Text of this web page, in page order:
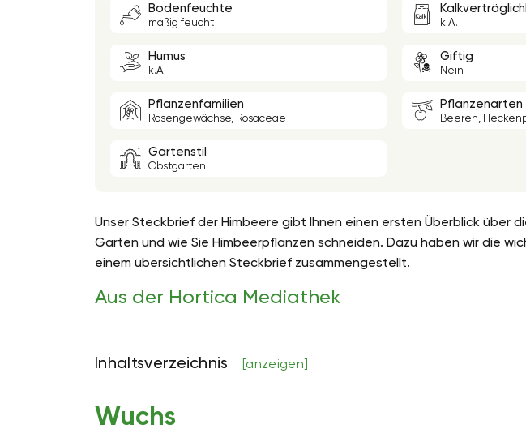
Bodenfeuchte
mäßig feucht k.A.
Humus
k.A.
Giftig
Nein
Pflanzenfamilien
Rosengewächse, Rosaceae
Pflanzenarten
Beeren,
Gartenstil
Obstgarten
Unser Steckbrief der Himbeere gibt Ihnen einen ersten Überblick über
Garten und wie Sie Himbeerpflanzen schneiden. Dazu haben wir die
einem übersichtlichen Steckbrief zusammengestellt.
Aus der Hortica Mediathek
Inhaltsverzeichnis [anzeigen]
Wuchs